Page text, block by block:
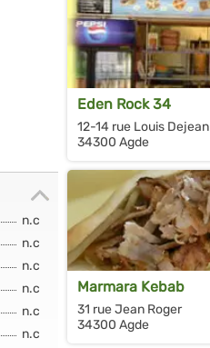
n.c
n.c
n.c
n.c
n.c
n.c
Eden Rock 34
12-14 rue Louis Dejean
34300 Agde
Marmara Kebab
31 rue Jean Roger
34300 Agde